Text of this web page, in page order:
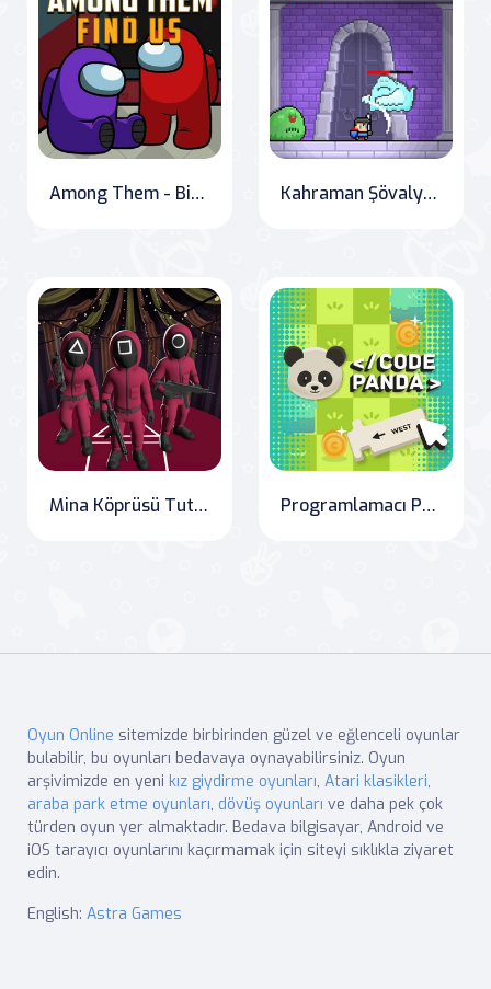
Among Them - Bizi Bulun Kahraman Şövalye Epik Fantastik Macerası
Mina Köprüsü Tutsaklık Mücadelesi Programlamacı Panda
Oyun Online sitemizde birbirinden güzel ve eğlenceli oyunlar
bulabilir, bu oyunları bedavaya oynayabilirsiniz. Oyun
arşivimizde en yeni kız giydirme oyunları, Atari klasikleri,
araba park etme oyunları, dövüş oyunları ve daha pek çok
türden oyun yer almaktadır. Bedava bilgisayar, Android ve
iOS tarayıcı oyunlarını kaçırmamak için siteyi sıklıkla ziyaret
edin.
English: Astra Games